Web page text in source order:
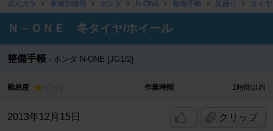
みんカラ 車種別情報 ホンダ N-ONE 整備手帳 足廻り タイ
Ｎ－ＯＮＥ 冬タイヤ/ホイール
整備手帳 ホンダ N-ONE [JG1/2]
難易度 作業時間 1時間以内
2013年12月15日 クリップ